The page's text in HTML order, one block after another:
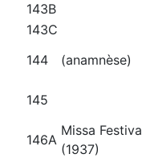
143B
143C
144
(anamnèse)
145
146A
Missa Festiva
(1937)